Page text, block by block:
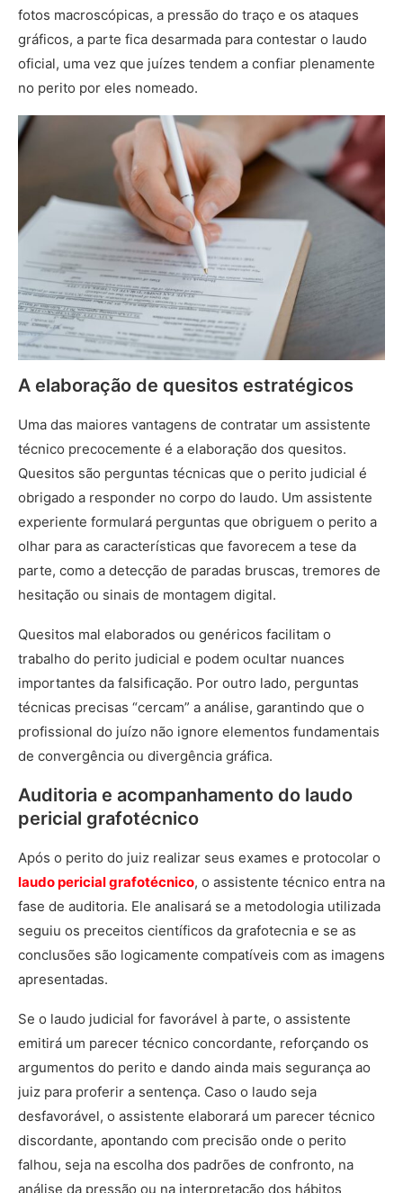
fotos macroscópicas, a pressão do traço e os ataques
gráficos, a parte fica desarmada para contestar o laudo
oficial, uma vez que juízes tendem a confiar plenamente
no perito por eles nomeado.
A elaboração de quesitos estratégicos
Uma das maiores vantagens de contratar um assistente
técnico precocemente é a elaboração dos quesitos.
Quesitos são perguntas técnicas que o perito judicial é
obrigado a responder no corpo do laudo. Um assistente
experiente formulará perguntas que obriguem o perito a
olhar para as características que favorecem a tese da
parte, como a detecção de paradas bruscas, tremores de
hesitação ou sinais de montagem digital.
Quesitos mal elaborados ou genéricos facilitam o
trabalho do perito judicial e podem ocultar nuances
importantes da falsificação. Por outro lado, perguntas
técnicas precisas “cercam” a análise, garantindo que o
profissional do juízo não ignore elementos fundamentais
de convergência ou divergência gráfica.
Auditoria e acompanhamento do laudo
pericial grafotécnico
Após o perito do juiz realizar seus exames e protocolar o
laudo pericial grafotécnico, o assistente técnico entra na
fase de auditoria. Ele analisará se a metodologia utilizada
seguiu os preceitos científicos da grafotecnia e se as
conclusões são logicamente compatíveis com as imagens
apresentadas.
Se o laudo judicial for favorável à parte, o assistente
emitirá um parecer técnico concordante, reforçando os
argumentos do perito e dando ainda mais segurança ao
juiz para proferir a sentença. Caso o laudo seja
desfavorável, o assistente elaborará um parecer técnico
discordante, apontando com precisão onde o perito
falhou, seja na escolha dos padrões de confronto, na
análise da pressão ou na interpretação dos hábitos